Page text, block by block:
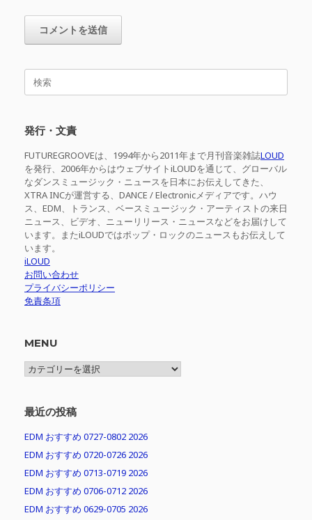
検
発行・文責
FUTUREGROOVEは、1994年から2011年まで月刊音楽雑誌LOUD
を発行、2006年からはウェブサイトiLOUDを通じて、グローバル
なダンスミュージック・ニュースを日本にお伝えしてきた、
XTRA INCが運営する、DANCE / Electronicメディアです。ハウ
ス、EDM、トランス、ベースミュージック・アーティストの来日
ニュース、ビデオ、ニューリリース・ニュースなどをお届けして
います。またiLOUDではポップ・ロックのニュースもお伝えして
います。
iLOUD
お問い合わせ
プライバシーポリシー
免責条項
MENU
MENU
最近の投稿
EDM おすすめ 0727-0802 2026
EDM おすすめ 0720-0726 2026
EDM おすすめ 0713-0719 2026
EDM おすすめ 0706-0712 2026
EDM おすすめ 0629-0705 2026